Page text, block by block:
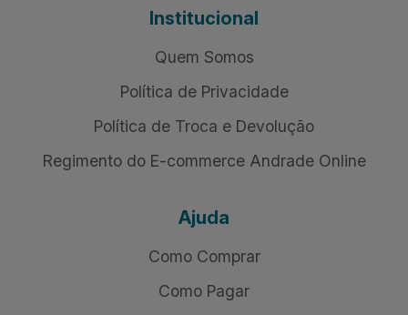
Institucional
Quem Somos
Política de Privacidade
Política de Troca e Devolução
Regimento do E-commerce Andrade Online
Ajuda
Como Comprar
Como Pagar